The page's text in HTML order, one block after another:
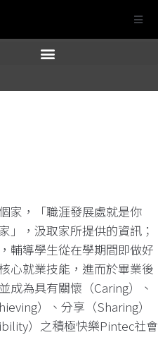
家，「職涯發展處就是你
」，汲取家所提供的資訊；
輔導學生從在學期間即做好
心就業技能，進而於畢業後
成為具有關懷（Caring）、
）、分享（Sharing）
）之積極快樂Pintec社會